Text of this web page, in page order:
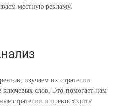
местную рекламу.
изучаем их стратегии
слов. Это помогает нам
стратегии и превосходить